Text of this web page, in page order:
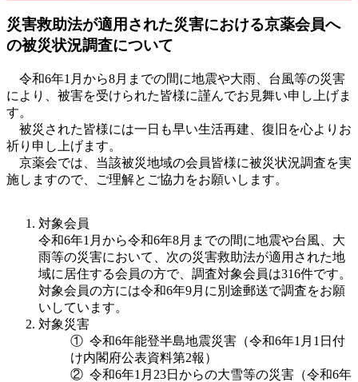
災害救助法が適用された災害における京薬会員へ
の被災状況調査について
令和6年1月から8月までの間に地震や大雨、台風等の災害
により、被害を受けられた皆様に謹んでお見舞い申し上げま
す。
被災された皆様には一日も早い生活再建、復旧を心よりお
祈り申し上げます。
京薬会では、当該被災地域の会員皆様に被災状況調査を実
施しますので、ご理解とご協力をお願いします。
対象会員
令和6年1月から令和6年8月までの間に地震や台風、大
雨等の災害において、次の災害救助法が適用された地
域に居住する会員の方で、調査対象会員は316件です。
対象会員の方には令和6年9月に別途郵送で調査をお願
いしています。
対象災害
① 令和6年能登半島地震災害（令和6年1月1日付
け内閣府公表資料第2報）
② 令和6年1月23日からの大雪等の災害（令和6年